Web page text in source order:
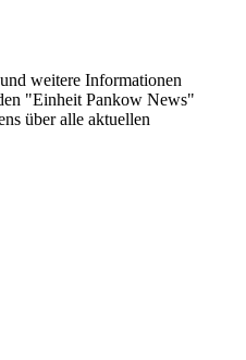
weitere Informationen
"Einheit Pankow News"
über alle aktuellen